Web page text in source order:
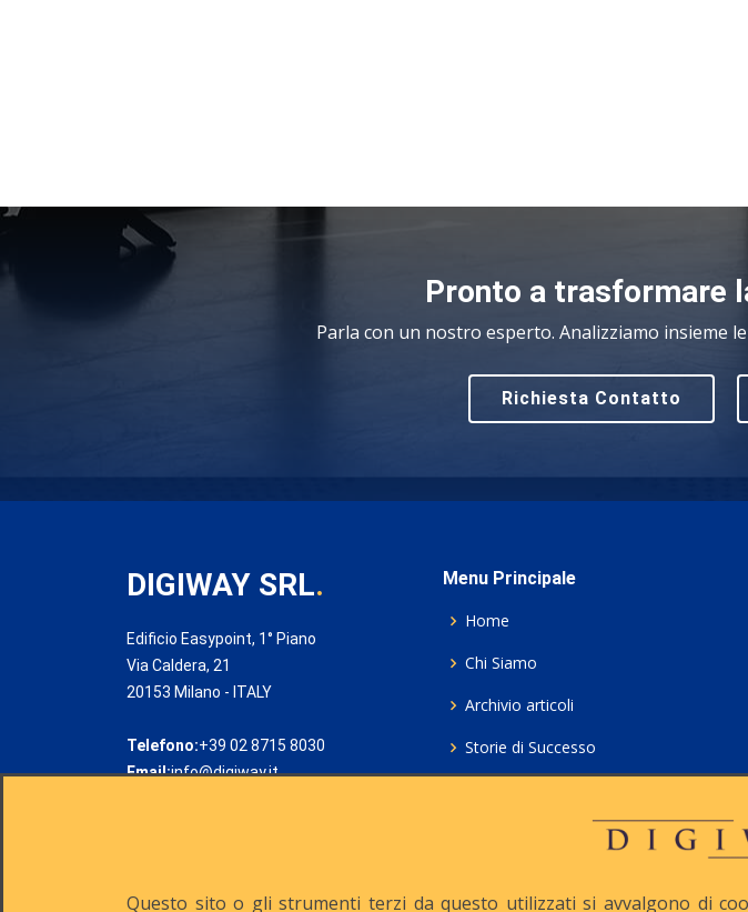
Pronto a trasformare
Parla con un nostro esperto. Analizziamo insieme
Richiesta Contatto
DIGIWAY SRL.
Edificio Easypoint, 1° Piano
Via Caldera, 21
20153 Milano - ITALY
Telefono:+39 02 8715 8030
Email:info@digiway.it
Menu Principale
Home
Chi Siamo
Archivio articoli
Storie di Successo
Questo sito o gli strumenti terzi da questo utilizzati si avvalgono di